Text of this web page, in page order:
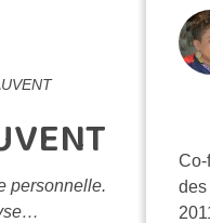
personnelle.
Co-
des